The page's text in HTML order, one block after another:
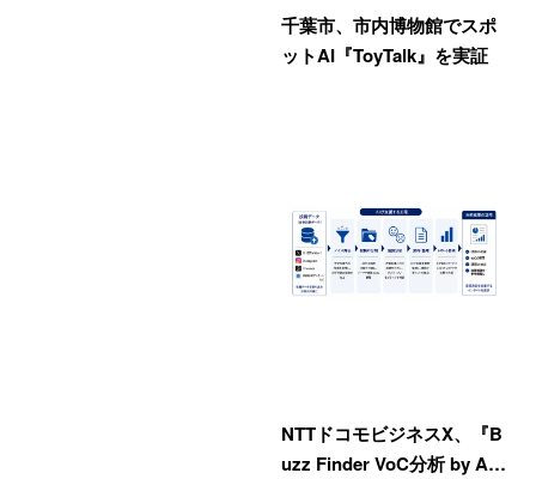
千葉市、市内博物館でスポ
ットAI『ToyTalk』を実証
NTTドコモビジネスX、『B
uzz Finder VoC分析 by A…